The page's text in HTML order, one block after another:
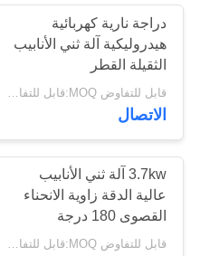
جولة
في
المعمل
مراقبة
الجودة
اتصل
دراجة نارية كهربائية
هيدروليكية آلة ثني الأنابيب
الثقيلة القطر
قابل للتفاوض MOQ:قابل للتفاوض
الاتصال
3.7kw آلة ثني الأنابيب
عالية الدقة زاوية الانحناء
القصوى 180 درجة
قابل للتفاوض MOQ:قابل للتفاوض